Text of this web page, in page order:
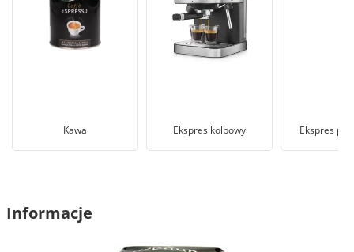
Kawa Ekspres kolbowy Ekspres
Informacje